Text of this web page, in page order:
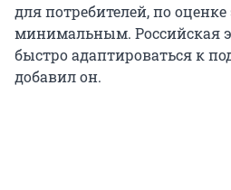
для потребителей, по оценке
минимальным. Российская
быстро адаптироваться к
добавил он.